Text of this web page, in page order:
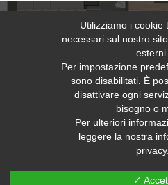
Richiedi un
Home Mappa del
Web Policy Privacy
Utilizziamo i cookie
necessari sul nostro
esterni.
Per impostazione
sono disabilitati. È
disattivare ogni
bisogno o
Per ulteriori
leggere la nostra
privacy.
✓